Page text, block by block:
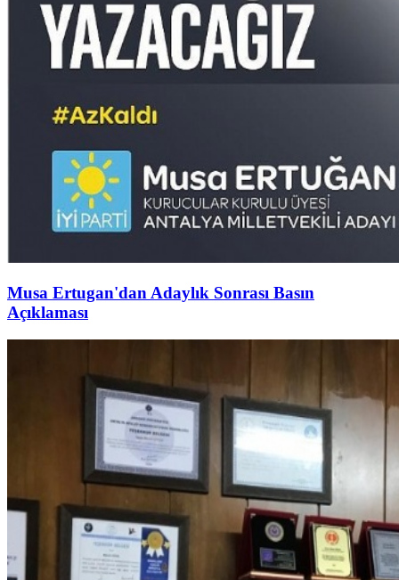
Musa Ertugan'dan Adaylık Sonrası Basın
Açıklaması